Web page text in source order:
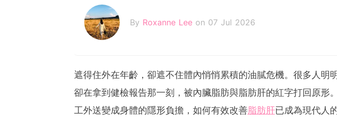
By Roxanne Lee on 07 Jul 2026
遮得住外在年齡，卻遮不住體內悄悄累積的油膩危機。很多人明
卻在拿到健檢報告那一刻，被內臟脂肪與脂肪肝的紅字打回原形
工外送變成身體的隱形負擔，如何有效改善脂肪肝已成為現代人